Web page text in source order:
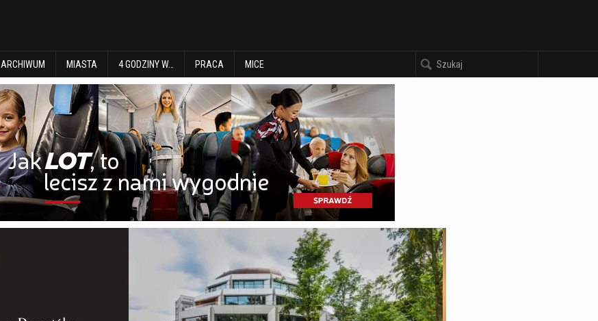
ARCHIWUM MIASTA 4 GODZINY W… PRACA MICE